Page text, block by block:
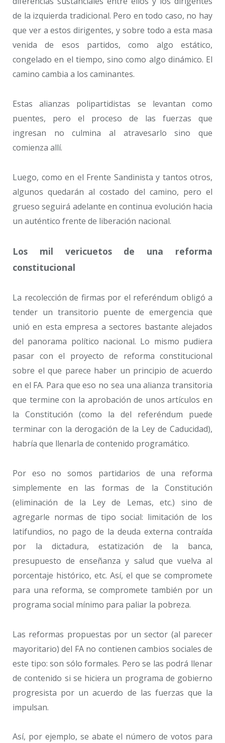
de la izquierda tradicional. Pero en todo caso, no hay
que ver a estos dirigentes, y sobre todo a esta masa
venida de esos partidos, como algo estático,
congelado en el tiempo, sino como algo dinámico. El
camino cambia a los caminantes.
Estas alianzas polipartidistas se levantan como
puentes, pero el proceso de las fuerzas que
ingresan no culmina al atravesarlo sino que
comienza allí.
Luego, como en el Frente Sandinista y tantos otros,
algunos quedarán al costado del camino, pero el
grueso seguirá adelante en continua evolución hacia
un auténtico frente de liberación nacional.
Los mil vericuetos de una reforma
constitucional
La recolección de firmas por el referéndum obligó a
tender un transitorio puente de emergencia que
unió en esta empresa a sectores bastante alejados
del panorama político nacional. Lo mismo pudiera
pasar con el proyecto de reforma constitucional
sobre el que parece haber un principio de acuerdo
en el FA. Para que eso no sea una alianza transitoria
que termine con la aprobación de unos artículos en
la Constitución (como la del referéndum puede
terminar con la derogación de la Ley de Caducidad),
habría que llenarla de contenido programático.
Por eso no somos partidarios de una reforma
simplemente en las formas de la Constitución
(eliminación de la Ley de Lemas, etc.) sino de
agregarle normas de tipo social: limitación de los
latifundios, no pago de la deuda externa contraída
por la dictadura, estatización de la banca,
presupuesto de enseñanza y salud que vuelva al
porcentaje histórico, etc. Así, el que se compromete
para una reforma, se compromete también por un
programa social mínimo para paliar la pobreza.
Las reformas propuestas por un sector (al parecer
mayoritario) del FA no contienen cambios sociales de
este tipo: son sólo formales. Pero se las podrá llenar
de contenido si se hiciera un programa de gobierno
progresista por un acuerdo de las fuerzas que la
impulsan.
Así, por ejemplo, se abate el número de votos para